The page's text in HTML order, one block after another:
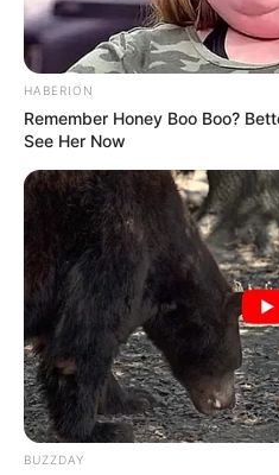
6. Despeje no molde a
de café. Deixe secar por
horas.
7. Derreta mais um
sobre a primeira camada.
HABERION
Remember Honey Boo Boo?
See Her Now
BUZZDAY